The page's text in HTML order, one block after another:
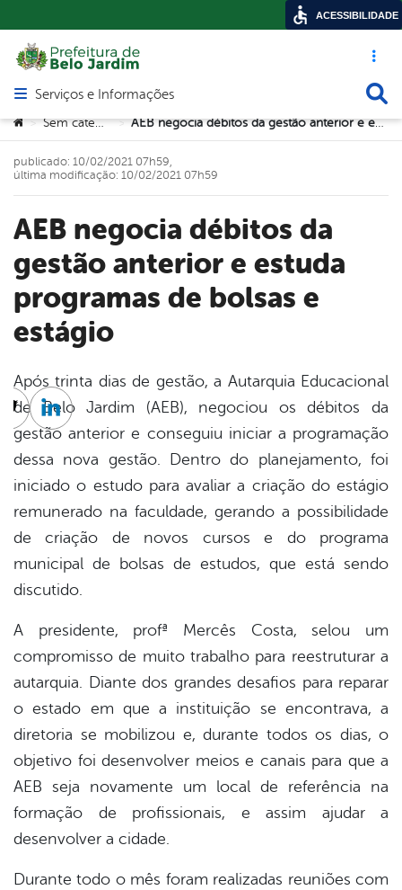
Acesso
Abrir menu principal de navegação
Serviços e Informações
Você está aqui:
> Sem categoria > AEB negocia débitos da gestão anterior e estuda programas de bolsas e estágio
AEB negocia débitos da
gestão anterior e estuda
programas de bolsas e
estágio
publicado: 10/02/2021 07h59,
última modificação: 10/02/2021 07h59
Após trinta dias de gestão, a Autarquia Educacional
de Belo Jardim (AEB), negociou os débitos da
gestão anterior e conseguiu iniciar a programação
dessa nova gestão. Dentro do planejamento, foi
iniciado o estudo para avaliar a criação do estágio
remunerado na faculdade, gerando a possibilidade
de criação de novos cursos e do programa
municipal de bolsas de estudos, que está sendo
discutido.
A presidente, profª Mercês Costa, selou um
compromisso de muito trabalho para reestruturar a
autarquia. Diante dos grandes desafios para reparar
o estado em que a instituição se encontrava, a
diretoria se mobilizou e, durante todos os dias, o
objetivo foi desenvolver meios e canais para que a
AEB seja novamente um local de referência na
formação de profissionais, e assim ajudar a
desenvolver a cidade.
Durante todo o mês foram realizadas reuniões com
Twitter
Linkedin
ACESSIBILIDADE